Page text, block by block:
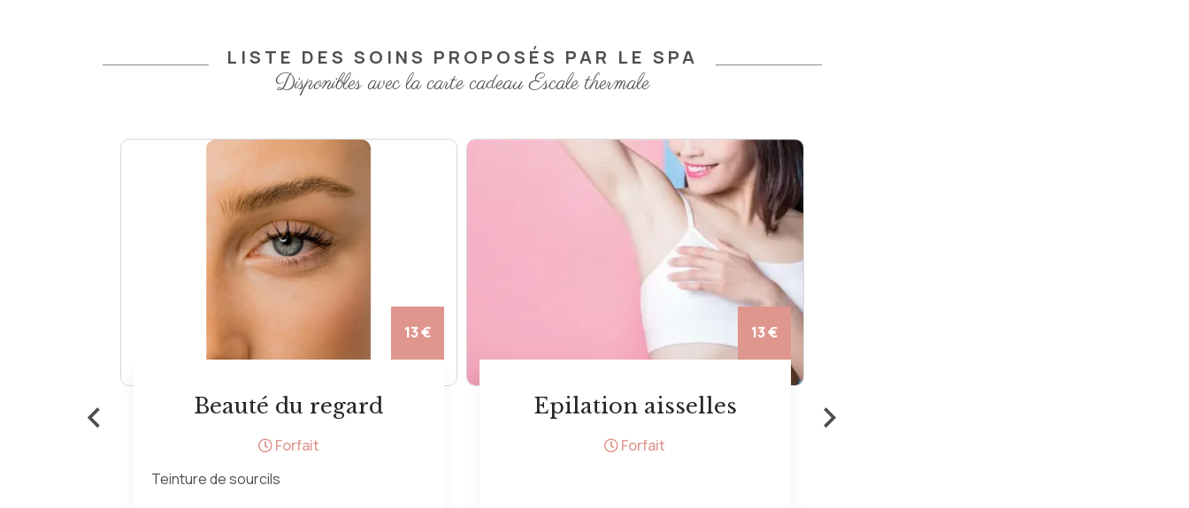
LISTE DES SOINS PROPOSÉS PAR LE SPA
Disponibles avec la carte cadeau Escale thermale
13 €
Epilation aisselles
Forfait
14 €
Bain Hydromassant
10 minutes
‹ ›